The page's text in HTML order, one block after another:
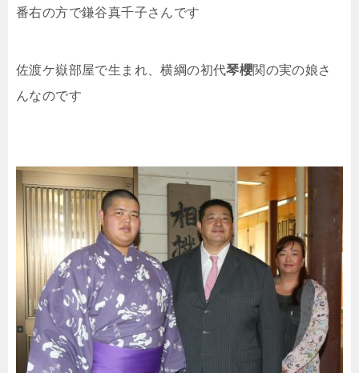
番右の方で鎌谷真千子さんです
佐渡ケ嶽部屋で生まれ、横綱の初代琴櫻関の実の娘さ
んなのです